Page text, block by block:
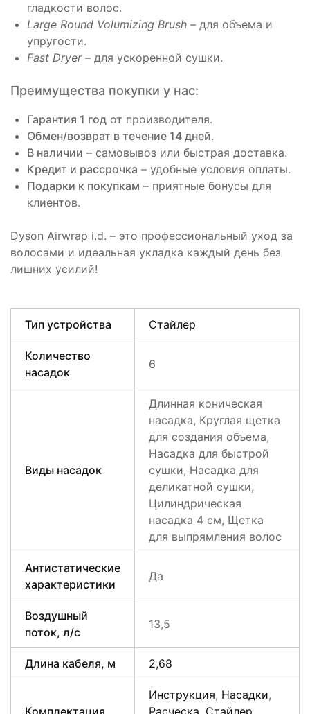
гладкости волос.
Large Round Volumizing Brush – для объема и
упругости.
Fast Dryer– для ускоренной сушки.
Преимущества покупки у нас:
Гарантия 1 год от производителя.
Обмен/возврат в течение 14 дней.
В наличии – самовывоз или быстрая доставка.
Кредит и рассрочка – удобные условия оплаты.
Подарки к покупкам – приятные бонусы для
клиентов.
Dyson Airwrap i.d. – это профессиональный уход за
волосами и идеальная укладка каждый день без
лишних усилий!
Тип устройства Стайлер
Количество
насадок
6
Виды насадок
Длинная коническая
насадка, Круглая щетка
для создания объема,
Насадка для быстрой
сушки, Насадка для
деликатной сушки,
Цилиндрическая
насадка 4 см, Щетка
для выпрямления волос
Антистатические
характеристики
Да
Воздушный
поток, л/с
13,5
Длина кабеля, м 2,68
Комплектация
Инструкция, Насадки,
Расческа Стайлер